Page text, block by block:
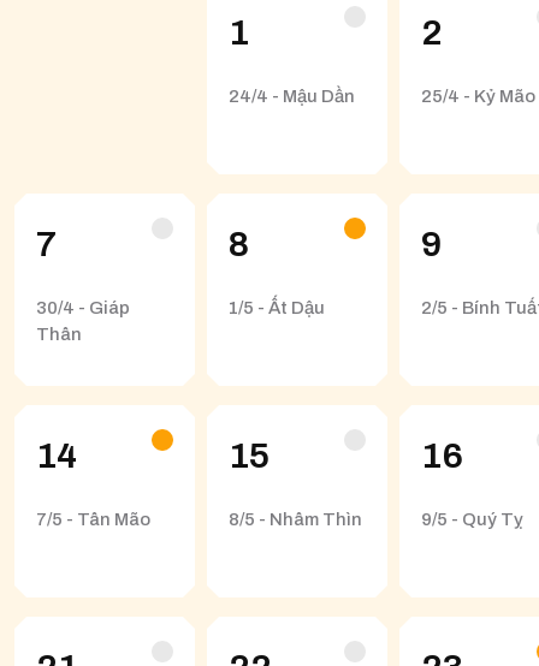
1
24/4 - Mậu Dần
2
25/4 - Kỷ Mão
7
30/4 - Giáp
Thân
8
1/5 - Ất Dậu
9
2/5 - Bính
14
7/5 - Tân Mão
15
8/5 - Nhâm Thìn
16
9/5 - Quý Tỵ